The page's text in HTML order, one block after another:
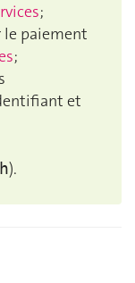
;
le paiement
;
et
).